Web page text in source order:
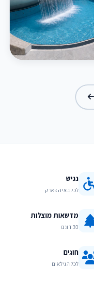
נגיש
לכל באי הפארק
מדשאות מוצלות
30 דונם
חוגים
לכל הגילאים